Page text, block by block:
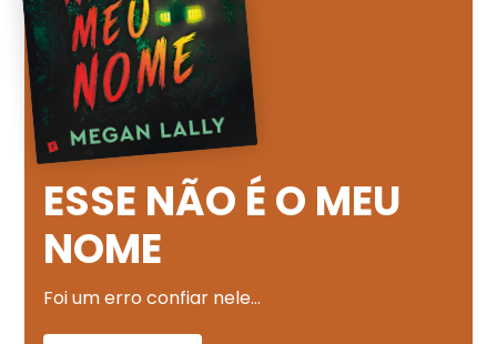
ESSE NÃO É O MEU
NOME
Foi um erro confiar nele…